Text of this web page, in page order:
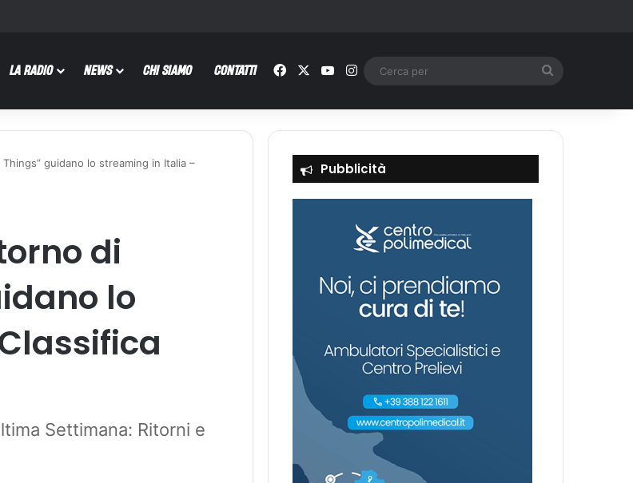
LA RADIO NEWS CHI SIAMO CONTATTI Facebook You TubeInstagram
guidano lo streaming in Italia –
di
lo
Settimana: Ritorni e
Pubblicità